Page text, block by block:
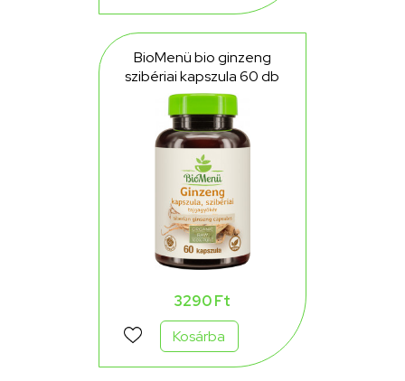
BioMenü bio ginzeng
szibériai kapszula 60 db
3290 Ft
Kosárba